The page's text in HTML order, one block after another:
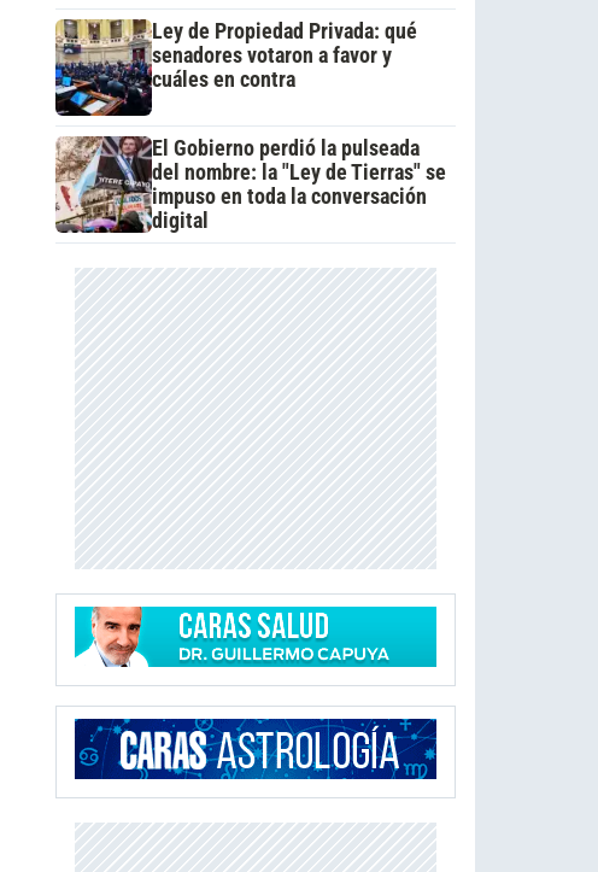
Ley de Propiedad Privada: qué
senadores votaron a favor y
cuáles en contra
El Gobierno perdió la pulseada
del nombre: la "Ley de Tierras" se
impuso en toda la conversación
digital